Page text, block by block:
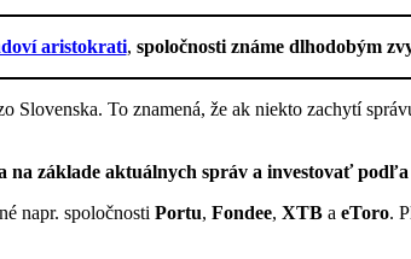
aristokrati, spoločnosti známe dlhodobým
Slovenska. To znamená, že ak niekto zachytí
na základe aktuálnych správ a investovať
napr. spoločnosti Portu, Fondee, XTB a eToro.